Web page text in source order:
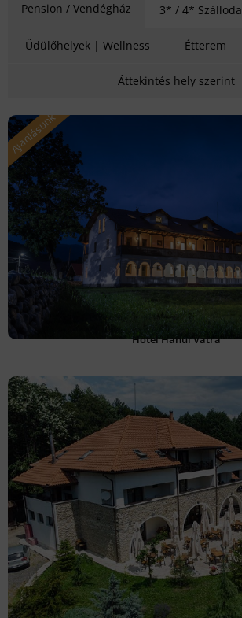
Pension / Vendégház 3* / 4* Szálloda
Üdülőhelyek | Wellness Étterem
Áttekintés hely szerint
Hotel Hanul Vatra